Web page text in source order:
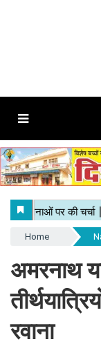
Home
अमरनाथ
रवाना